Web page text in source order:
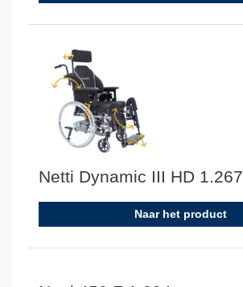
Netti Dynamic III HD 1.267
Naar het product